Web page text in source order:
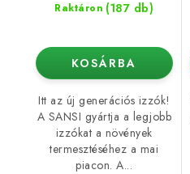
Raktáron (187 db)
KOSÁRBA
Itt az új generációs izzók!
A SANSI gyártja a legjobb
izzókat a növények
termesztéséhez a mai
piacon. A...